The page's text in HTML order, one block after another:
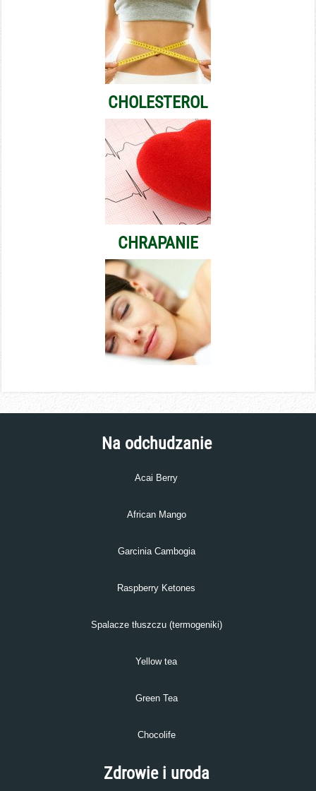
CHOLESTEROL
CHRAPANIE
Na odchudzanie
Acai Berry
African Mango
Garcinia Cambogia
Raspberry Ketones
Spalacze tłuszczu (termogeniki)
Yellow tea
Green Tea
Chocolife
Zdrowie i uroda